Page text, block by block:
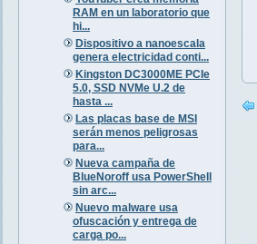
RAM en un laboratorio que
hi...
Dispositivo a nanoescala
genera electricidad conti...
Kingston DC3000ME PCIe
5.0, SSD NVMe U.2 de
hasta ...
Las placas base de MSI
serán menos peligrosas
para...
Nueva campaña de
BlueNoroff usa PowerShell
sin arc...
Nuevo malware usa
ofuscación y entrega de
carga po...